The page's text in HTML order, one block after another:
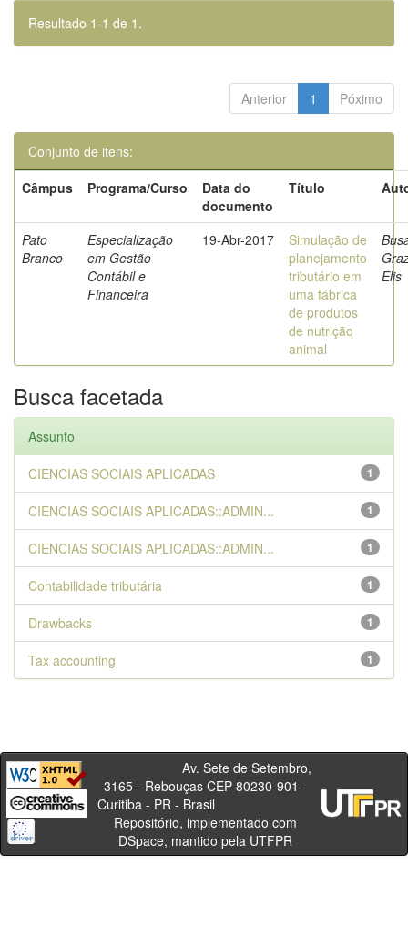
Resultado 1-1 de 1.
Anterior 1 Póximo
Conjunto de itens:
Câmpus
Programa/Curso
Data do
documento
Título
Pato
Branco
Especialização
em Gestão
Contábil e
Financeira
19-Abr-2017
Simulação de
planejamento
tributário em
uma fábrica
de produtos
de nutrição
animal
Elis
Busca facetada
Assunto
1
CIENCIAS SOCIAIS APLICADAS
1
CIENCIAS SOCIAIS APLICADAS::ADMIN...
1
CIENCIAS SOCIAIS APLICADAS::ADMIN...
1
Contabilidade tributária
1
Drawbacks
1
Tax accounting
Av. Sete de Setembro,
3165 - Rebouças CEP 80230-901 -
Curitiba - PR - Brasil
Repositório, implementado com
DSpace, mantido pela UTFPR